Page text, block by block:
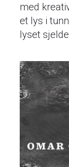
med
et lys i
lyset